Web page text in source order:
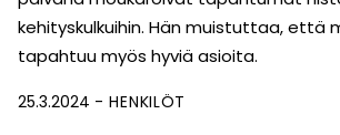
kehityskulkuihin. Hän muistuttaa, että
tapahtuu myös hyviä asioita.
25.3.2024 HENKILÖT